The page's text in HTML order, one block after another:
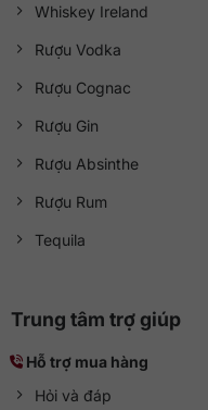
Whiskey Ireland
Rượu Vodka
Rượu Cognac
Rượu Gin
Rượu Absinthe
Rượu Rum
Tequila
Trung tâm trợ giúp
Hỗ trợ mua hàng
Hỏi và đáp